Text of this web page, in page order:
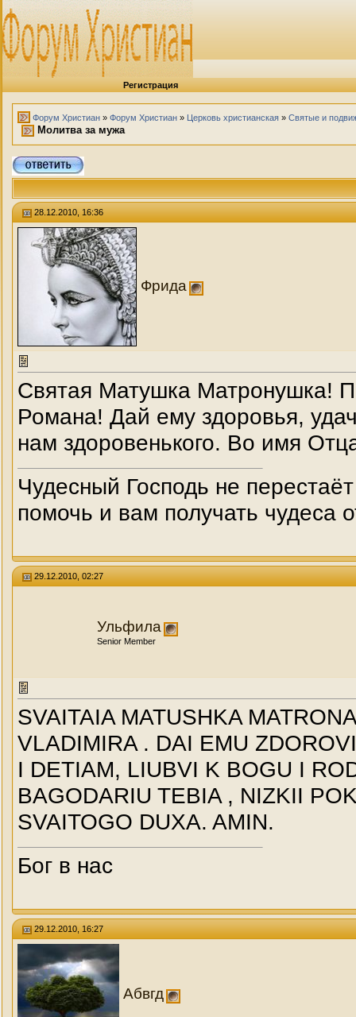
Регистрация
Форум Христиан » Форум Христиан » Церковь христианская » Святые и
Молитва за мужа
28.12.2010, 16:36
Фрида
Святая Матушка Матронушка!
Романа! Дай ему здоровья,
нам здоровенького. Во имя
Чудесный Господь не
помочь и вам получать чудеса
29.12.2010, 02:27
Ульфила
Senior Member
SVAITAIA MATUSHKA
VLADIMIRA . DAI EMU
I DETIAM, LIUBVI K BOGU I
BAGODARIU TEBIA , NIZKII
SVAITOGO DUXA. AMIN.
Бог в нас
29.12.2010, 16:27
Абвгд